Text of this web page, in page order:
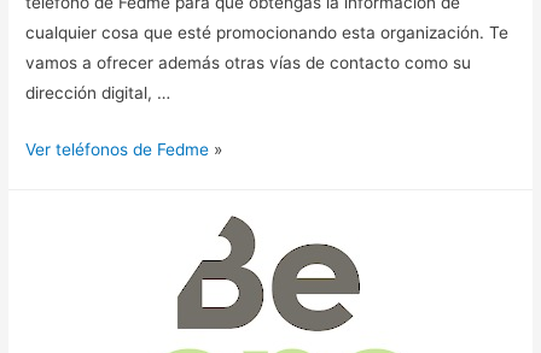
cualquier cosa que esté promocionando esta organización. Te
vamos a ofrecer además otras vías de contacto como su
dirección digital, …
Ver teléfonos de Fedme »